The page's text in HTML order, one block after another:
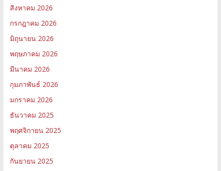
สิงหาคม 2026
กรกฎาคม 2026
มิถุนายน 2026
พฤษภาคม 2026
มีนาคม 2026
กุมภาพันธ์ 2026
มกราคม 2026
ธันวาคม 2025
พฤศจิกายน 2025
ตุลาคม 2025
กันยายน 2025